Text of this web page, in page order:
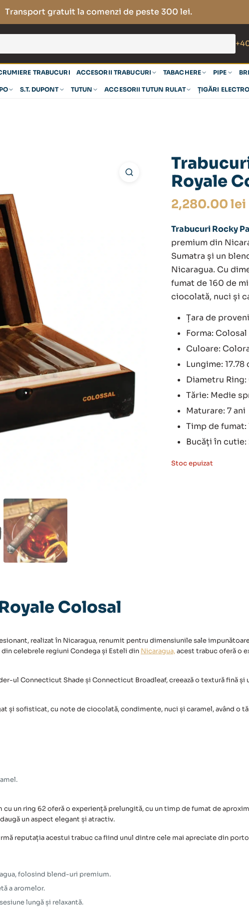
Transport gratuit la comenzi de peste 300 lei.
TRABUCURI ACCESORII TRABUCURI TABACHERE PIPE
S.T. DUPONT TUTUN ACCESORII TUTUN RULAT ȚIGĂRI
Royale
2,280.00 lei
Trabucuri Rocky
premium din
Sumatra și un
Nicaragua. Cu
fumat de 160 de
ciocolată, nuci și
Țara de
Forma: Colosal
Culoare:
Lungime: 17.78
Diametru Ring:
Tărie: Medie
Maturare: 7 ani
Timp de
Bucăți în cutie:
Stoc epuizat
Colosal
realizat în Nicaragua, renumit pentru dimensiunile sale
celebrele regiuni Condega și Esteli din Nicaragua,acest trabuc oferă o
ul Connecticut Shade și Connecticut Broadleaf, creează o textură fină și
și sofisticat, cu note de ciocolată, condimente, nuci și caramel, având o
cu un ring 62 oferă o experiență prelungită, cu un timp de fumat de
un aspect elegant și atractiv.
reputația acestui trabuc ca fiind unul dintre cele mai apreciate din
folosind blend-uri premium.
a aromelor.
lungă și relaxantă.